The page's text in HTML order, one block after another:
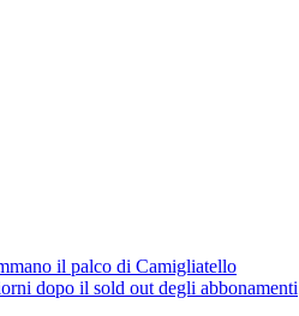
il palco di Camigliatello
dopo il sold out degli abbonamenti